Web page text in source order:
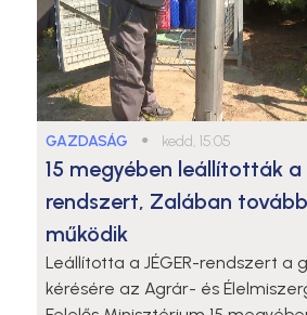
GAZDASÁG ● kedd, 15:05
15 megyében leállították a
rendszert, Zalában
működik
Leállította a JÉGER-rendszert a
kérésére az Agrár- és